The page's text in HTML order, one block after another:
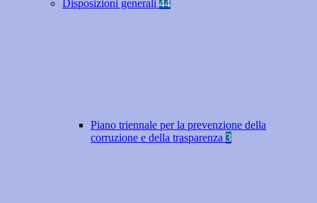
Disposizioni generali 44
Piano triennale per la prevenzione della
corruzione e della trasparenza 3